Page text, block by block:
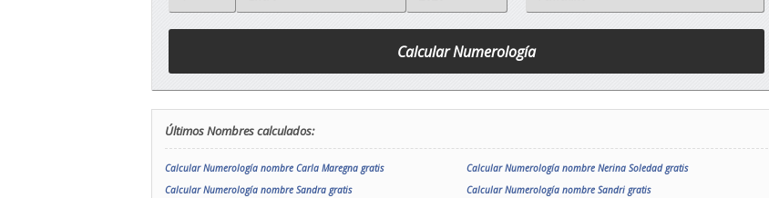
Últimos Nombres calculados:
Calcular Numerología nombre Carla Maregna gratis
Calcular Numerología nombre Nerina Soledad gratis
Calcular Numerología nombre Sandra gratis
Calcular Numerología nombre Sandri gratis